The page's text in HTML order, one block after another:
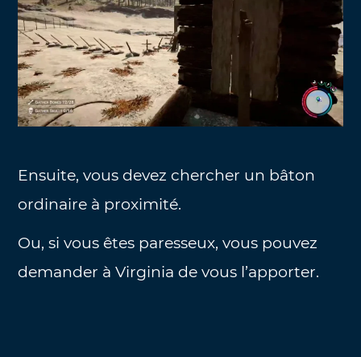
Ensuite, vous devez chercher un bâton
ordinaire à proximité.
Ou, si vous êtes paresseux, vous pouvez
demander à Virginia de vous l’apporter.